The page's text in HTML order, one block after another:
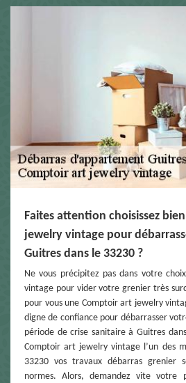
Faites attention choisissez
jewelry vintage pour
Guitres dans le 33230 ?
Ne vous précipitez pas dans votre
vintage pour vider votre grenier très
pour vous une Comptoir art jewelry
digne de confiance pour débarrasser
période de crise sanitaire à Guitres
Comptoir art jewelry vintage l’un des
33230 vos travaux débarras grenier
normes. Alors, demandez vite votre